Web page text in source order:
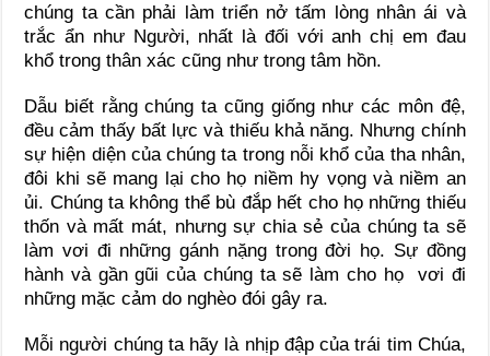
chúng ta cần phải làm triển nở tấm lòng nhân ái và
trắc ẩn như Người, nhất là đối với anh chị em đau
khổ trong thân xác cũng như trong tâm hồn.
Dẫu biết rằng chúng ta cũng giống như các môn đệ,
đều cảm thấy bất lực và thiếu khả năng. Nhưng chính
sự hiện diện của chúng ta trong nỗi khổ của tha nhân,
đôi khi sẽ mang lại cho họ niềm hy vọng và niềm an
ủi. Chúng ta không thể bù đắp hết cho họ những thiếu
thốn và mất mát, nhưng sự chia sẻ của chúng ta sẽ
làm vơi đi những gánh nặng trong đời họ. Sự đồng
hành và gần gũi của chúng ta sẽ làm cho họ vơi đi
những mặc cảm do nghèo đói gây ra.
Mỗi người chúng ta hãy là nhịp đập của trái tim Chúa,